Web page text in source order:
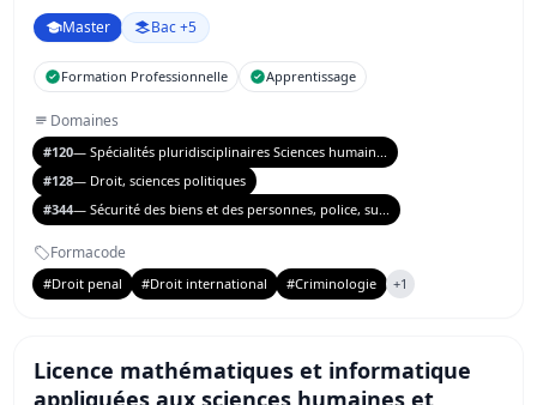
Master Bac +5
Formation Professionnelle Apprentissage
Domaines
#120— Spécialités pluridisciplinaires Sciences humain...
#128— Droit, sciences politiques
#344— Sécurité des biens et des personnes, police, su...
Formacode
#Droit penal #Droit international #Criminologie +1
Licence mathématiques et informatique
appliquées aux sciences humaines et